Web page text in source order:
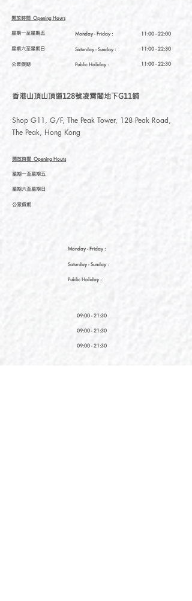
11:00 - 22:00
11:00 - 22:30
11:00 - 22:30
開放時間 Opening Hours
星期一至星期五
星期六至星期日
公眾假期
Monday - Friday :
Saturday- Sunday :
Public Holiday :
香港山頂山頂道128號凌霄閣地下G11舖
Shop G11, G/F, The Peak Tower, 128 Peak Road,
The Peak, Hong Kong
開放時間 Opening Hours
星期一至星期五
星期六至星期日
公眾假期
Monday - Friday :
Saturday- Sunday :
Public Holiday :
09:00 - 21:30
09:00 - 21:30
09:00 - 21:30